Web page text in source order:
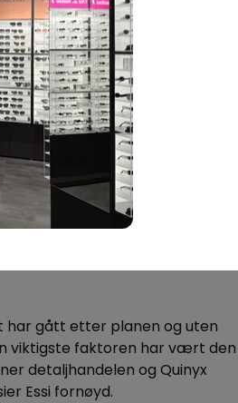
gått etter planen og uten
viktigste faktoren har vært den
detaljhandelen og Quinyx
Essi fornøyd.